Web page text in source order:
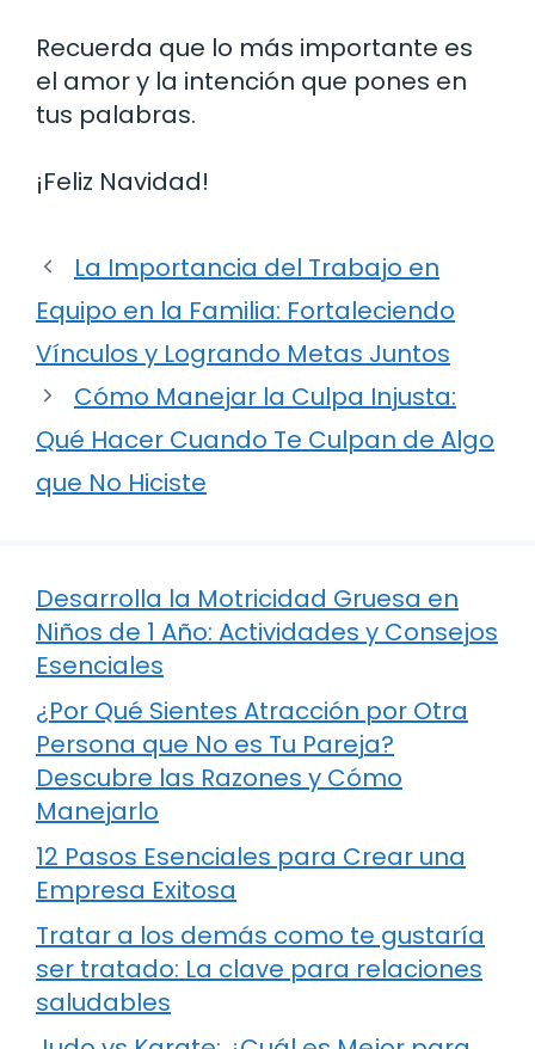
Recuerda que lo más importante es
el amor y la intención que pones en
tus palabras.
¡Feliz Navidad!
La Importancia del Trabajo en
Equipo en la Familia: Fortaleciendo
Vínculos y Logrando Metas Juntos
Cómo Manejar la Culpa Injusta:
Qué Hacer Cuando Te Culpan de Algo
que No Hiciste
Desarrolla la Motricidad Gruesa en
Niños de 1 Año: Actividades y Consejos
Esenciales
¿Por Qué Sientes Atracción por Otra
Persona que No es Tu Pareja?
Descubre las Razones y Cómo
Manejarlo
12 Pasos Esenciales para Crear una
Empresa Exitosa
Tratar a los demás como te gustaría
ser tratado: La clave para relaciones
saludables